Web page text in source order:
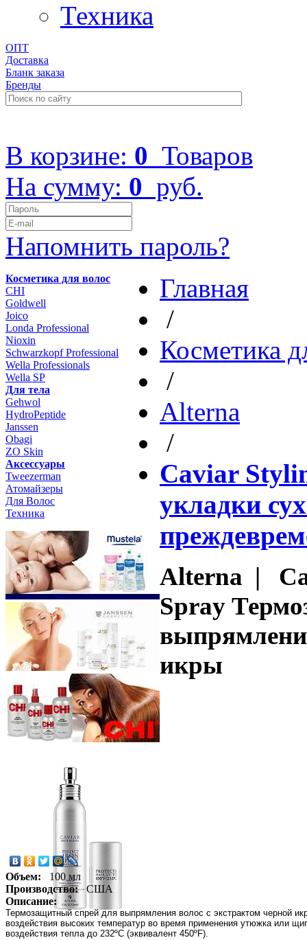
Техника
ОПТ
Доставка
Бланк заказа
Бренды
В корзине: 0 Товаров
На сумму: 0 руб.
Напомнить пароль?
Косметика для волос
CHI
Goldwell
Joico
Londa Professional
Nioxin
Schwarzkopf Professional
Wella Professionals
Wella SP
Для тела
Gehwol
HydroPeptide
Janssen
Obagi
ZO Skin
Aксессуары
Tweezerman
Атомайзеры
Для Волос
Техника
Главная
/
Косметика
/
Altеrna
/
Caviar
укладки
Alterna |
Spray
икры
Объем:
100 мл
Производство:
США
Описание:
Термозащитный спрей для выпрямления волос с экстрактом черной
воздействия высоких температур во время применения утюжка или
воздействия тепла до 232ºС (эквивалент 450ºF).